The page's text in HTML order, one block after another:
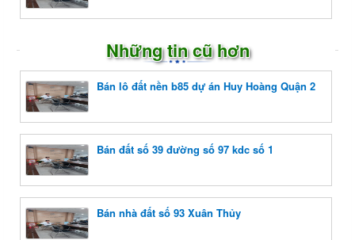
Những tin cũ hơn
Bán lô đất nền b85 dự án Huy Hoàng Quận 2
Bán đất số 39 đường số 97 kdc số 1
Bán nhà đất số 93 Xuân Thủy